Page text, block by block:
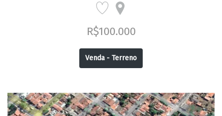
R$100.000
Venda - Terreno